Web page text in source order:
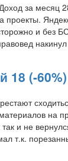
за месяц
проекты.
и без
18 (-60%)
на
и не
т.к.